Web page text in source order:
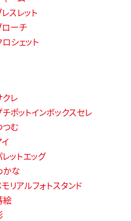
レスレット
ローチ
ロシェット
クレ
チポットインボックスセレ
つむ
イ
レットエッグ
かな
モリアルフォトスタンド
絵